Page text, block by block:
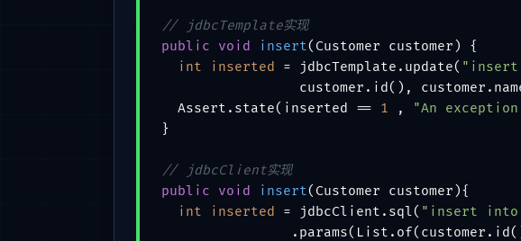
// jdbcTemplate实现
public
void insert(Customer customer)
{
int
inserted = jdbcTemplate.update( "insert
customer.id(),
  Assert.state(inserted ==
1 ,
"An
}
// jdbcClient实现
public
void insert(Customer customer){
int
inserted = jdbcClient.sql( "insert into